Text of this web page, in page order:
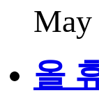
May
올